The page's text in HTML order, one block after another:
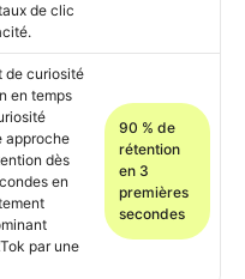
de clic
de curiosité
en temps
approche
dès
en
par une
90 % de
rétention
en 3
premières
secondes